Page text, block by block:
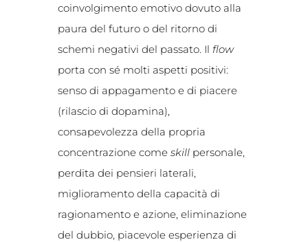
coinvolgimento emotivo dovuto alla
paura del futuro o del ritorno di
schemi negativi del passato. Il flow
porta con sé molti aspetti positivi:
senso di appagamento e di piacere
(rilascio di dopamina),
consapevolezza della propria
concentrazione come skill personale,
perdita dei pensieri laterali,
miglioramento della capacità di
ragionamento e azione, eliminazione
del dubbio, piacevole esperienza di